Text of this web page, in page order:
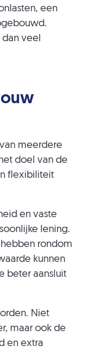
een
veel
meerdere
doel van de
flexibiliteit
en vaste
lening.
rondom
kunnen
beter aansluit
Niet
maar ook de
en extra